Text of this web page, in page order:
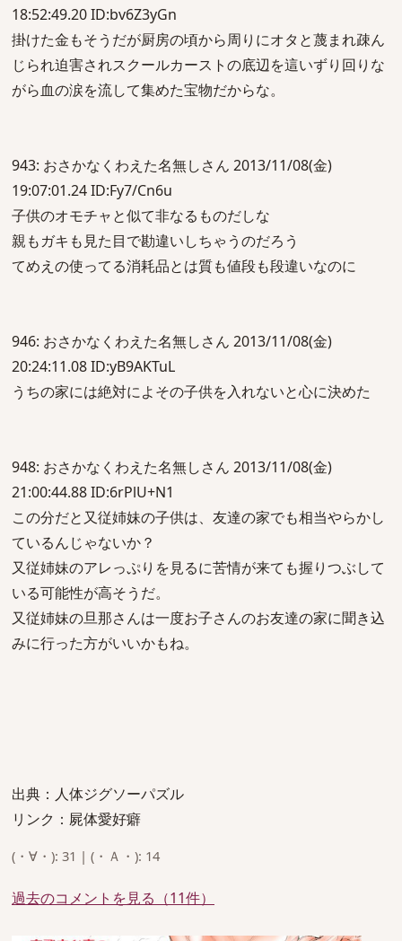
18:52:49.20 ID:bv6Z3yGn
掛けた金もそうだが厨房の頃から周りにオタと蔑まれ疎ん
じられ迫害されスクールカーストの底辺を這いずり回りな
がら血の涙を流して集めた宝物だからな。
943: おさかなくわえた名無しさん 2013/11/08(金)
19:07:01.24 ID:Fy7/Cn6u
子供のオモチャと似て非なるものだしな
親もガキも見た目で勘違いしちゃうのだろう
てめえの使ってる消耗品とは質も値段も段違いなのに
946: おさかなくわえた名無しさん 2013/11/08(金)
20:24:11.08 ID:yB9AKTuL
うちの家には絶対によその子供を入れないと心に決めた
948: おさかなくわえた名無しさん 2013/11/08(金)
21:00:44.88 ID:6rPlU+N1
この分だと又従姉妹の子供は、友達の家でも相当やらかし
ているんじゃないか？
又従姉妹のアレっぷりを見るに苦情が来ても握りつぶして
いる可能性が高そうだ。
又従姉妹の旦那さんは一度お子さんのお友達の家に聞き込
みに行った方がいいかもね。
出典：人体ジグソーパズル
リンク：屍体愛好癖
(・∀・): 31 | (・Ａ・): 14
過去のコメントを見る（11件）